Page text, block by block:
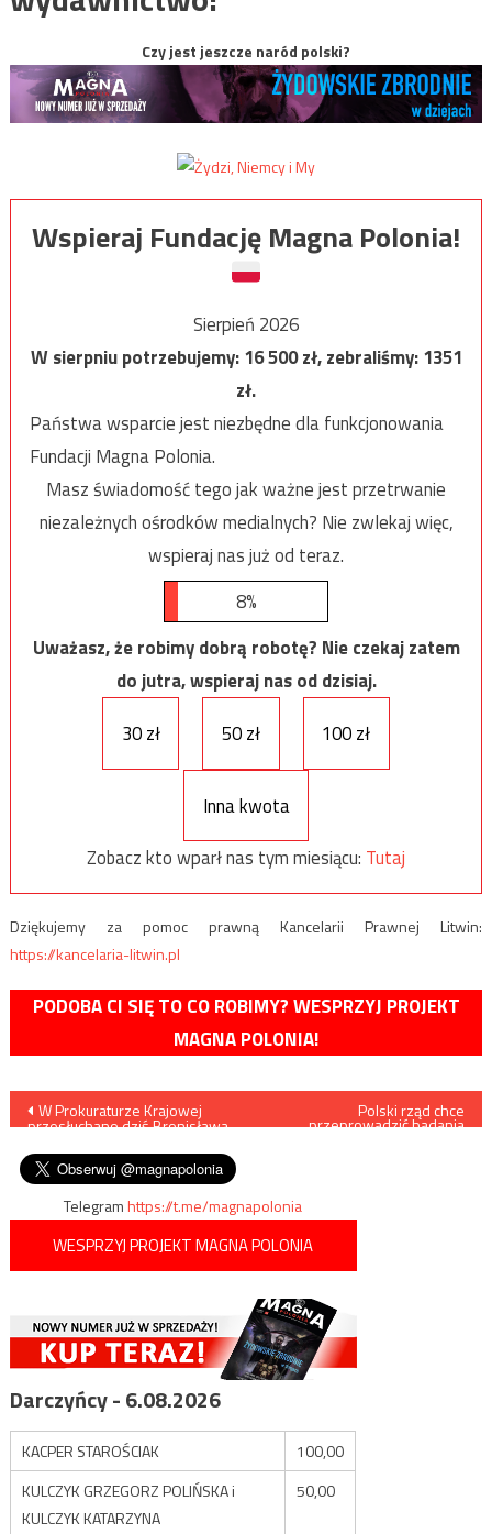
Czy jest jeszcze naród polski?
Wspieraj Fundację Magna Polonia!
Sierpień 2026
W sierpniu potrzebujemy:16 500zł, zebraliśmy:1351
zł.
Państwa wsparcie jest niezbędne dla funkcjonowania
Fundacji Magna Polonia.
Masz świadomość tego jak ważne jest przetrwanie
niezależnych ośrodków medialnych? Nie zwlekaj więc,
wspieraj nas już od teraz.
8%
Uważasz, że robimy dobrą robotę? Nie czekaj zatem
do jutra, wspieraj nas od dzisiaj.
30 zł
50 zł 100 zł
Inna kwota
Zobacz kto wparł nas tym miesiącu: Tutaj
Dziękujemy za pomoc prawną Kancelarii Prawnej Litwin:
https://kancelaria-litwin.pl
PODOBA CI SIĘ TO CO ROBIMY? WESPRZYJ PROJEKT
MAGNA POLONIA!
Nawigacja
wpisu
W Prokuraturze Krajowej
przesłuchano dziś Bronisława
Polski rząd chce
przeprowadzić badania
Telegramhttps://t.me/magnapolonia
WESPRZYJ PROJEKT MAGNA POLONIA
Darczyńcy - 6.08.2026
KACPER STAROŚCIAK
100,00
KULCZYK GRZEGORZ POLIŃSKA i
KULCZYK KATARZYNA
50,00